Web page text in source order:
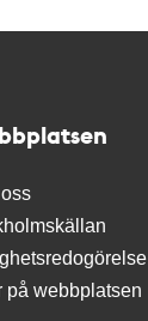
på webbplatsen